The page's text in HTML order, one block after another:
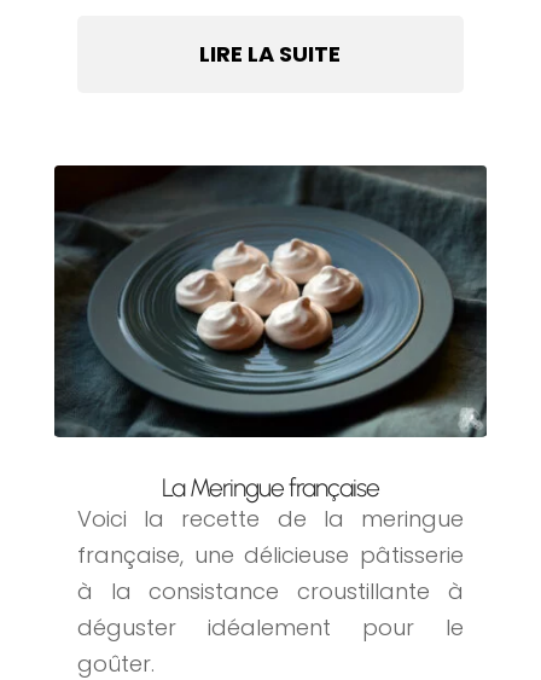
LIRE LA SUITE
La Meringue française
Voici la recette de la meringue
française, une délicieuse pâtisserie
à la consistance croustillante à
déguster idéalement pour le
goûter.